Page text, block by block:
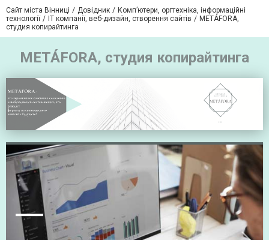
Сайт міста Вінниці Довідник
Комп’ютери, оргтехніка, інформаційні
технології
IT компанії, веб-дизайн, створення сайтів
METÁFORA,
студия копирайтинга
METÁFORA, студия копирайтинга